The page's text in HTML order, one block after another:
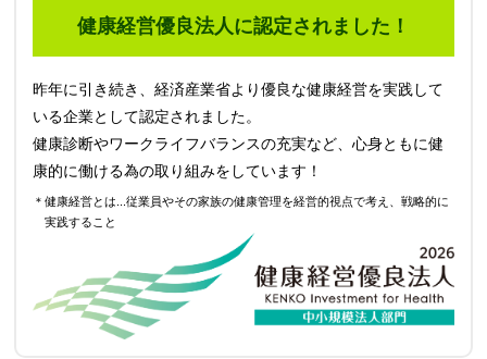
健康経営優良法人に認定されました！
昨年に引き続き、経済産業省より優良な健康経営を実践して
いる企業として認定されました。
健康診断やワークライフバランスの充実など、心身ともに健
康的に働ける為の取り組みをしています！
＊健康経営とは...従業員やその家族の健康管理を経営的視点で考え、戦略的に
実践すること